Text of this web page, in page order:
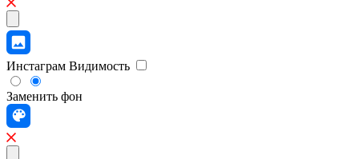
Инстаграм Видимость
Заменить фон